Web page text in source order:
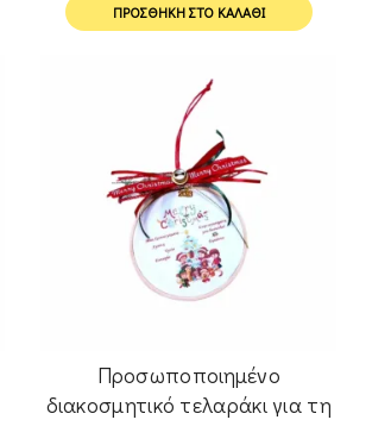
ΠΡΟΣΘΉΚΗ ΣΤΟ ΚΑΛΆΘΙ
Προσωποποιημένο
διακοσμητικό τελαράκι για τη